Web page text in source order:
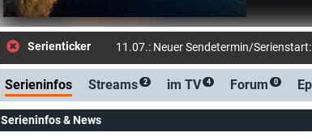
Serienticker 11.07.: Neuer Sendetermin/
Serieninfos Streams 2 im TV 4 Forum 0
Serieninfos & News